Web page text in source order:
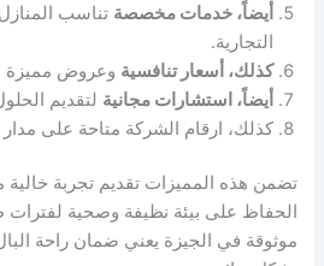
أيضاً، خدمات مخصصة تناسب
التجارية.
كذلك، أسعار تنافسية وعروض مميزة
أيضاً، استشارات مجانية لتقديم
كذلك، ارقام الشركة متاحة على
تضمن هذه المميزات تقديم تجربة خالية
الحفاظ على بيئة نظيفة وصحية لفترات
موثوقة في الجيزة يعني ضمان راحة